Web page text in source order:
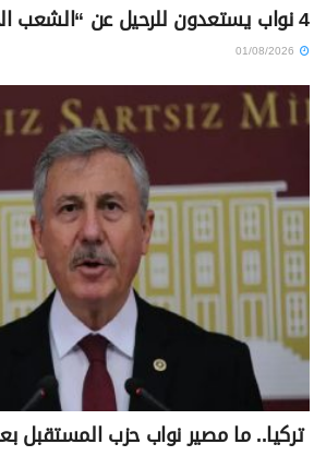
4 نواب يستعدون للرحيل عن “الشعب الجمهوري”
تركيا.. ما مصير نواب حزب المستقبل